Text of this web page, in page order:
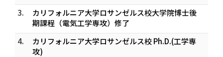
3.
カリフォルニア大学ロサンゼルス校大学院博士後
期課程（電気工学専攻）修了
4.
カリフォルニア大学ロサンゼルス校 Ph.D.(工学専
攻)